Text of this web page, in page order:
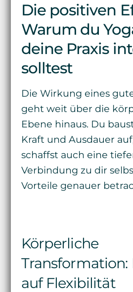
Die positiven
Warum du
deine Praxis
solltest
Die Wirkung eines
geht weit über die
Ebene hinaus. Du
Kraft und Ausdauer
schaffst auch eine
Verbindung zu dir
Vorteile genauer
Körperliche
auf Flexibilität